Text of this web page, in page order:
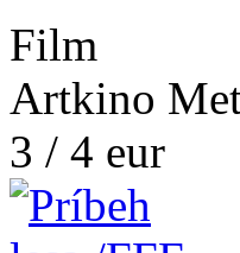
Film
Artkino
3 / 4 eur